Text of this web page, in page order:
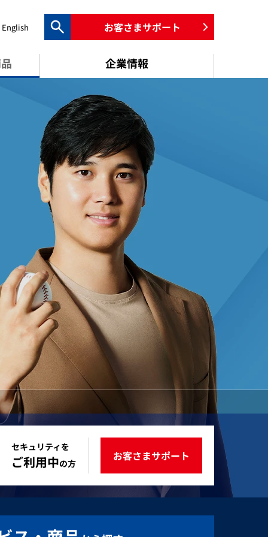
English 検索キーワード入力 お客さまサポート
企業情報
セキュリティを
ご利用中の方
お客さまサポート